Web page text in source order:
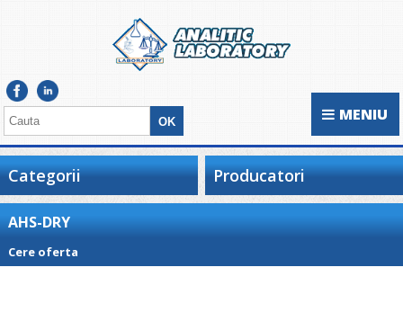
MENIU
Categorii Producatori
AHS-DRY
Cere oferta